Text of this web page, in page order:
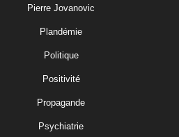
Pierre Jovanovic
Plandémie
Politique
Positivité
Propagande
Psychiatrie